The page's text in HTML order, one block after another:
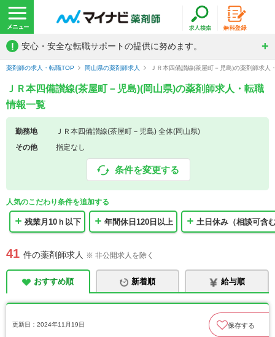
! 安心・安全な転職サポートの提供に努めます。
薬剤師の求人・転職TOP 岡山県の薬剤師求人 ＪＲ本四備讃線(茶屋町－児島)の薬剤師求人
ＪＲ本四備讃線(茶屋町－児島)(岡山県)の薬剤師求人・転職
情報一覧
勤務地
ＪＲ本四備讃線(茶屋町－児島) 全体(岡山県)
その他
指定なし
条件を変更する
人気のこだわり条件を追加する
残業月10ｈ以下 年間休日120日以上 土日休み（相談可含
41 件の薬剤師求人 ※ 非公開求人を除く
おすすめ順 新着順 給与順
更新日：2024年11月19日 保存する